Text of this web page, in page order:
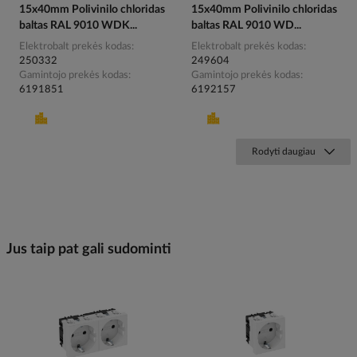
15x40mm Polivinilo chloridas
baltas RAL 9010 WDK...
Elektrobalt prekės kodas
250332
Gamintojo prekės kodas
6191851
15x40mm Polivinilo chloridas
baltas RAL 9010 WD...
Elektrobalt prekės kodas
249604
Gamintojo prekės kodas
6192157
Rodyti daugiau
Jus taip pat gali sudominti